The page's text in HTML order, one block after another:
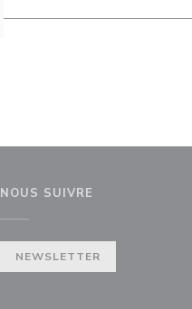
NOUS SUIVRE
NEWSLETTER